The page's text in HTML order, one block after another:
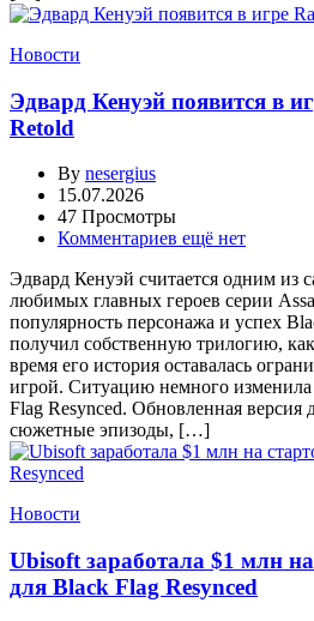
Новости
Эдвард Кенуэй появится в
Retold
By nesergius
15.07.2026
47 Просмотры
Комментариев ещё нет
Эдвард Кенуэй считается одним из
любимых главных героев серии
популярность персонажа и успех
получил собственную трилогию,
время его история оставалась
игрой. Ситуацию немного изменила
Flag Resynced. Обновленная версия
сюжетные эпизоды, […]
Новости
Ubisoft заработала $1 млн
для Black Flag Resynced